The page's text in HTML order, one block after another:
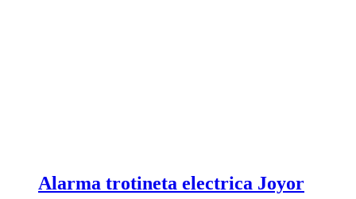
Alarma trotineta electrica Joyor